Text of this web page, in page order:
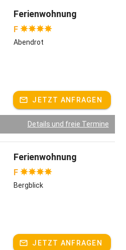
für kleinere Gruppen und
auf dem
6,5 ha Alm und 15 ha
uns sehr wichtig, die
zu erhalten und zu pflegen.
aus dem eigenen Wald, haben
und ein PV-Anlage
Elektrogeräte legen größten
Unser Hof liegt am Ende
Grünen
zum Entspannen und Erholen
Ferienwohnung
F
Abendrot
JETZT ANFRAGEN
Details und freie Termine
Ferienwohnung
F
Bergblick
JETZT ANFRAGEN